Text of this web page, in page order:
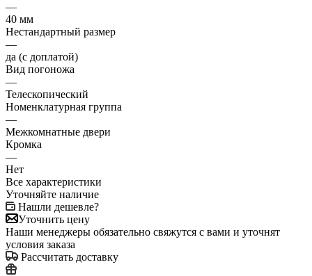
—
40 мм
Нестандартный размер
—
да (с доплатой)
Вид погоножа
—
Телескопический
Номенклатурная группа
—
Межкомнатные двери
Кромка
—
Нет
Все характеристики
Уточняйте наличие
Нашли дешевле?
Уточнить цену
Наши менеджеры обязательно свяжутся с вами и уточнят
условия заказа
Рассчитать доставку